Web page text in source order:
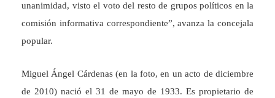
unanimidad, visto el voto del resto de grupos políticos en la
comisión informativa correspondiente”, avanza la concejala
popular.
Miguel Ángel Cárdenas (en la foto, en un acto de diciembre
de 2010) nació el 31 de mayo de 1933. Es propietario de